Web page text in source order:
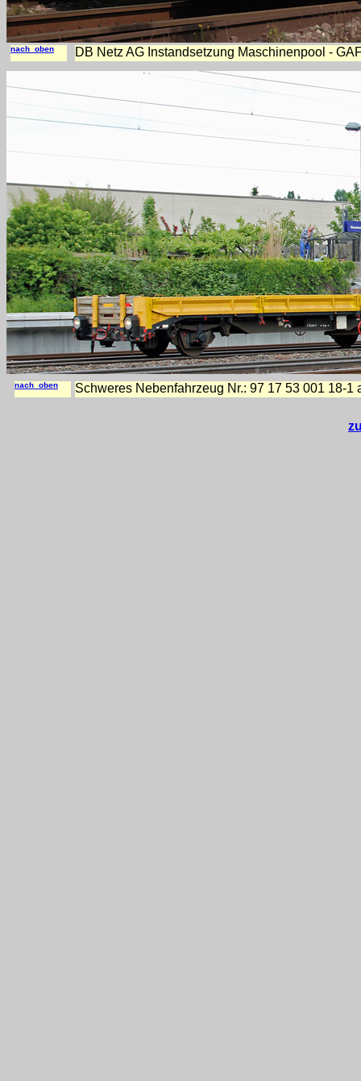
nach oben DB Netz AG Instandsetzung Maschinenpool -
nach oben Schweres Nebenfahrzeug Nr.: 97 17 53 001 18-